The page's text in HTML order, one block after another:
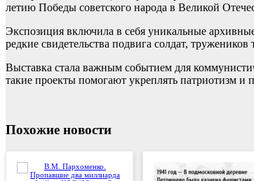
летию Победы советского народа в Великой
Экспозиция включила в себя уникальные
редкие свидетельства подвига солдат, тружеников
Выставка стала важным событием для
такие проекты помогают укреплять патриотизм и
Похожие новости